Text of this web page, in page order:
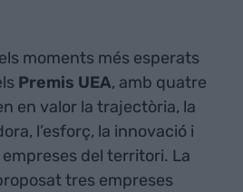
moments més esperats
Premis UEA, amb quatre
en valor la trajectòria, la
l’esforç, la innovació i
del territori. La
tres empreses